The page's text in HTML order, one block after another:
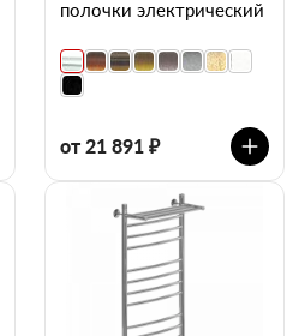
полочки электрический
от 21 891 ₽